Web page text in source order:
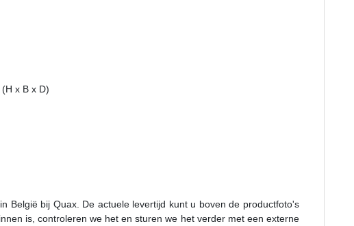
x B x D)
België bij Quax. De actuele levertijd kunt u boven de productfoto's
is, controleren we het en sturen we het verder met een externe